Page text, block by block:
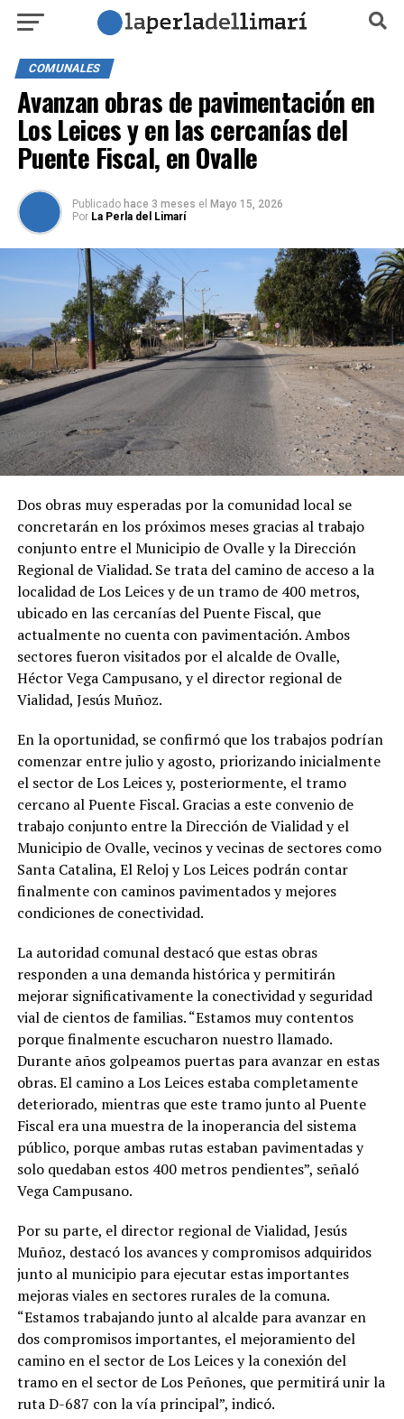
COMUNALES
Avanzan obras de pavimentación en
Los Leices y en las cercanías del
Puente Fiscal, en Ovalle
Publicado hace 3 meses el Mayo 15, 2026
Por La Perla del Limarí
Dos obras muy esperadas por la comunidad local se
concretarán en los próximos meses gracias al trabajo
conjunto entre el Municipio de Ovalle y la Dirección
Regional de Vialidad. Se trata del camino de acceso a la
localidad de Los Leices y de un tramo de 400 metros,
ubicado en las cercanías del Puente Fiscal, que
actualmente no cuenta con pavimentación. Ambos
sectores fueron visitados por el alcalde de Ovalle,
Héctor Vega Campusano, y el director regional de
Vialidad, Jesús Muñoz.
En la oportunidad, se confirmó que los trabajos podrían
comenzar entre julio y agosto, priorizando inicialmente
el sector de Los Leices y, posteriormente, el tramo
cercano al Puente Fiscal. Gracias a este convenio de
trabajo conjunto entre la Dirección de Vialidad y el
Municipio de Ovalle, vecinos y vecinas de sectores como
Santa Catalina, El Reloj y Los Leices podrán contar
finalmente con caminos pavimentados y mejores
condiciones de conectividad.
La autoridad comunal destacó que estas obras
responden a una demanda histórica y permitirán
mejorar significativamente la conectividad y seguridad
vial de cientos de familias. “Estamos muy contentos
porque finalmente escucharon nuestro llamado.
Durante años golpeamos puertas para avanzar en estas
obras. El camino a Los Leices estaba completamente
deteriorado, mientras que este tramo junto al Puente
Fiscal era una muestra de la inoperancia del sistema
público, porque ambas rutas estaban pavimentadas y
solo quedaban estos 400 metros pendientes”, señaló
Vega Campusano.
Por su parte, el director regional de Vialidad, Jesús
Muñoz, destacó los avances y compromisos adquiridos
junto al municipio para ejecutar estas importantes
mejoras viales en sectores rurales de la comuna.
“Estamos trabajando junto al alcalde para avanzar en
dos compromisos importantes, el mejoramiento del
camino en el sector de Los Leices y la conexión del
tramo en el sector de Los Peñones, que permitirá unir la
ruta D-687 con la vía principal”, indicó.